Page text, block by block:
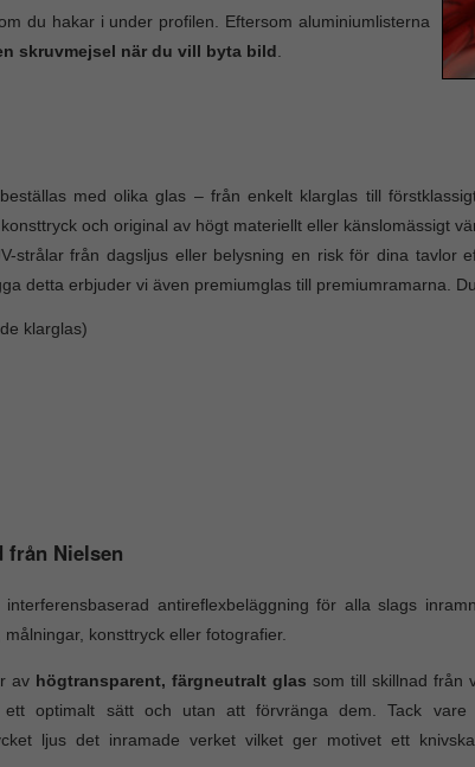
du hakar i under profilen. Eftersom aluminiumlisterna
skruvmejsel när du vill byta bild
med olika glas – från enkelt klarglas till
och original av högt materiellt eller känslomässigt
strålar från dagsljus eller belysning en risk för dina tavlor
detta erbjuder vi även premiumglas till premiumramarna.
klarglas)
från Nielsen
interferensbaserad antireflexbeläggning för alla slags
konsttryck eller fotografier.
av högtransparent, färgneutralt glas som till skillnad från
optimalt sätt och utan att förvränga dem. Tack vare
ljus det inramade verket vilket ger motivet ett